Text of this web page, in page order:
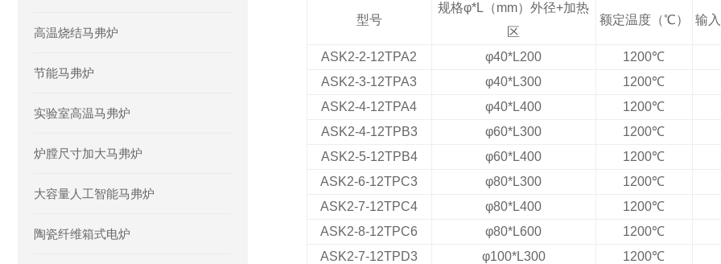
高温烧结马弗炉
节能马弗炉
实验室高温马弗炉
炉膛尺寸加大马弗炉
大容量人工智能马弗炉
陶瓷纤维箱式电炉
型号
规格φ*L（mm）外径+加热
区
额定温度（℃） 输
ASK2-2-12TPA2 φ40*L200
1200℃
ASK2-3-12TPA3 φ40*L300
1200℃
ASK2-4-12TPA4 φ40*L400
1200℃
ASK2-4-12TPB3 φ60*L300
1200℃
ASK2-5-12TPB4 φ60*L400
1200℃
ASK2-6-12TPC3 φ80*L300
1200℃
ASK2-7-12TPC4 φ80*L400
1200℃
ASK2-8-12TPC6 φ80*L600
1200℃
ASK2-7-12TPD3 φ100*L300
1200℃